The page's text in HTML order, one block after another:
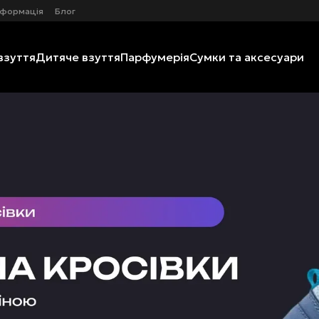
Блог
Дитяче взуттяПарфумеріяСумки та аксесуари